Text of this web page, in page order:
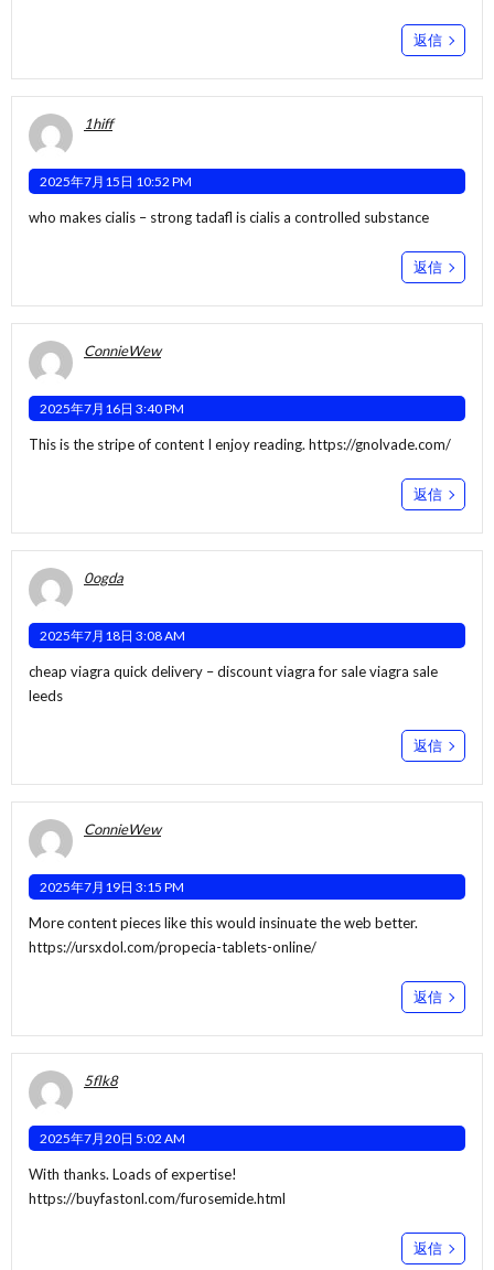
返信
1hiff
2025年7月15日 10:52 PM
who makes cialis – strong tadafl is cialis a controlled substance
返信
ConnieWew
2025年7月16日 3:40 PM
This is the stripe of content I enjoy reading. https://gnolvade.com/
返信
0ogda
2025年7月18日 3:08 AM
cheap viagra quick delivery –discount viagra for saleviagra sale
leeds
返信
ConnieWew
2025年7月19日 3:15 PM
More content pieces like this would insinuate the web better.
https://ursxdol.com/propecia-tablets-online/
返信
5flk8
2025年7月20日 5:02 AM
With thanks. Loads of expertise!
https://buyfastonl.com/furosemide.html
返信